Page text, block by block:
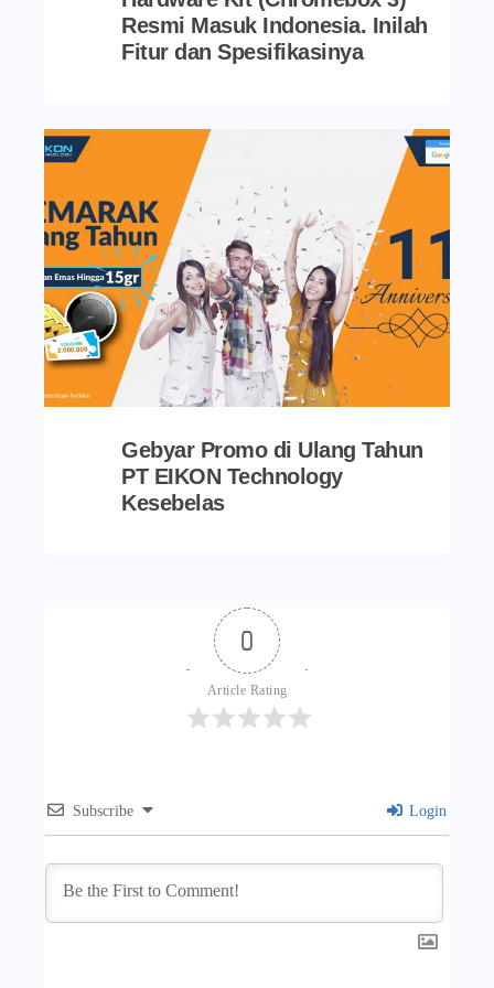
Resmi Masuk Indonesia. Inilah
Fitur dan Spesifikasinya
Gebyar Promo di Ulang Tahun
PT EIKON Technology
Kesebelas
0
Article Rating
Subscribe Login